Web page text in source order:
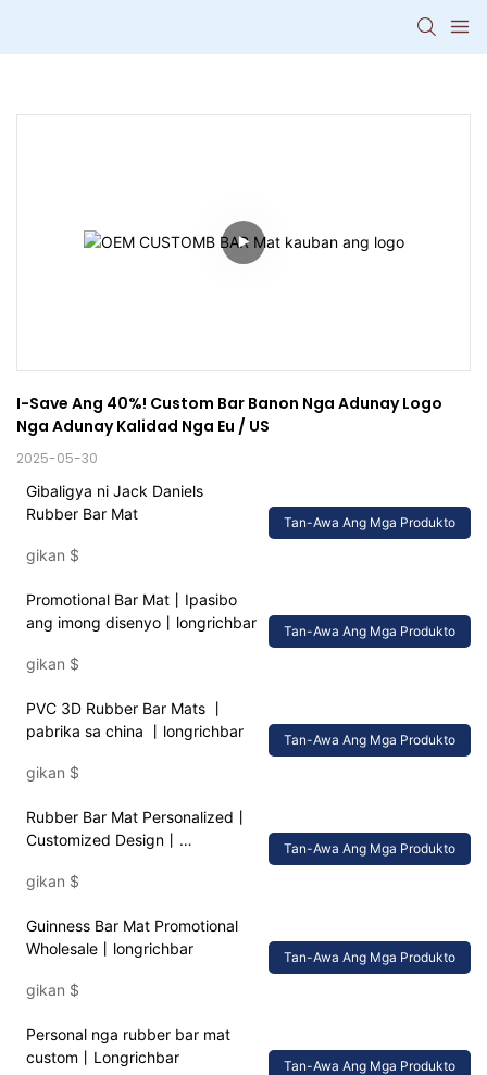
I-Save Ang 40%! Custom Bar Banon Nga Adunay Logo
Nga Adunay Kalidad Nga Eu / US
2025-05-30
Gibaligya ni Jack Daniels
Rubber Bar Mat
gikan $
Tan-Awa Ang Mga Produkto
Promotional Bar Mat丨Ipasibo
ang imong disenyo丨longrichbar
gikan $
Tan-Awa Ang Mga Produkto
PVC 3D Rubber Bar Mats 丨
pabrika sa china 丨longrichbar
gikan $
Tan-Awa Ang Mga Produkto
Rubber Bar Mat Personalized丨
Customized Design丨
gikan $
Tan-Awa Ang Mga Produkto
Guinness Bar Mat Promotional
Wholesale丨longrichbar
gikan $
Tan-Awa Ang Mga Produkto
Personal nga rubber bar mat
custom丨Longrichbar
Tan-Awa Ang Mga Produkto